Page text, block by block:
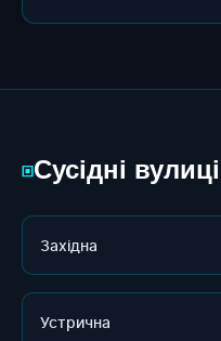
▣Сусідні вулиці
Західна
Устрична